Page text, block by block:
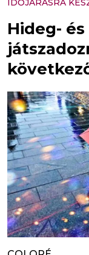
IDŐJÁRÁSRA
Hideg-